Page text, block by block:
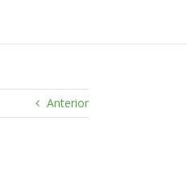
Anterior